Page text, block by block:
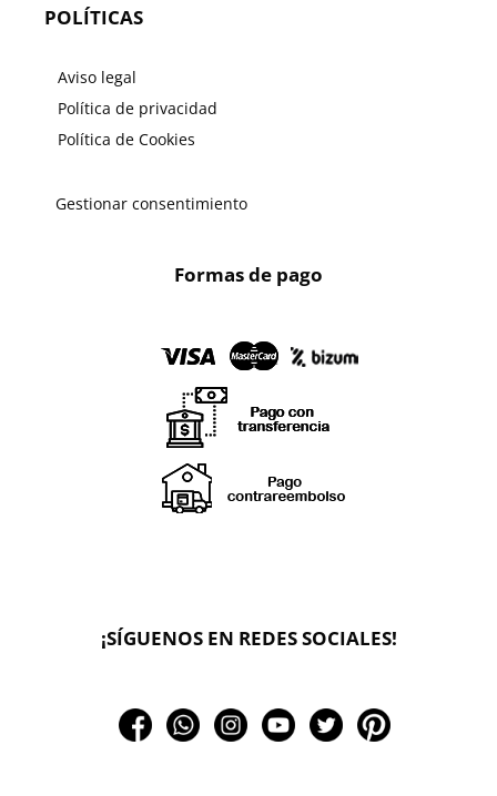
POLÍTICAS
Aviso legal
Política de privacidad
Política de Cookies
Gestionar consentimiento
Formas de pago
¡SÍGUENOS EN REDES SOCIALES!
📧 Enviar mensaje